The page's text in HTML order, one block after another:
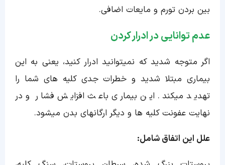
بین بردن تورم و مایعات اضافی.
عدم توانایی در ادرار کردن
اگر متوجه شدید که نمیتوانید ادرار کنید، یعنی به این
بیماری مبتلا شدید و خطرات جدی کلیه های شما را
تهدید میکند. این بیماری باعث افزایش فشار و در
نهایت عفونت کلیه ها و دیگر ارگانهای بدن میشود.
علل این اتفاق شامل: